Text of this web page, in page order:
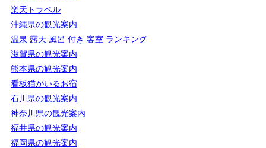
楽天トラベル
沖縄県の観光案内
温泉 露天 風呂 付き 客室 ランキング
滋賀県の観光案内
熊本県の観光案内
看板猫がいるお宿
石川県の観光案内
神奈川県の観光案内
福井県の観光案内
福岡県の観光案内